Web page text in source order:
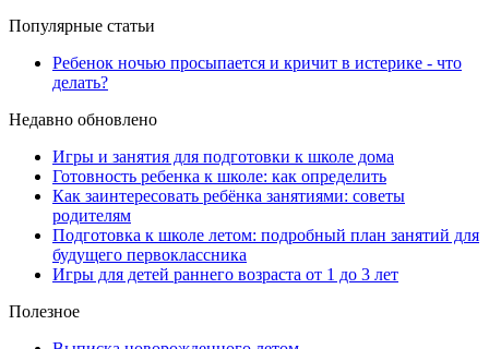
Популярные статьи
Ребенок ночью просыпается и кричит в истерике - что
делать?
Недавно обновлено
Игры и занятия для подготовки к школе дома
Готовность ребенка к школе: как определить
Как заинтересовать ребёнка занятиями: советы
родителям
Подготовка к школе летом: подробный план занятий для
будущего первоклассника
Игры для детей раннего возраста от 1 до 3 лет
Полезное